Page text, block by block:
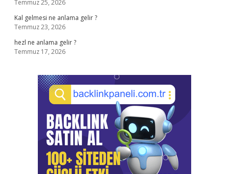
Temmuz 25, 2026
Kal gelmesi ne anlama gelir ?
Temmuz 23, 2026
hezl ne anlama gelir ?
Temmuz 17, 2026